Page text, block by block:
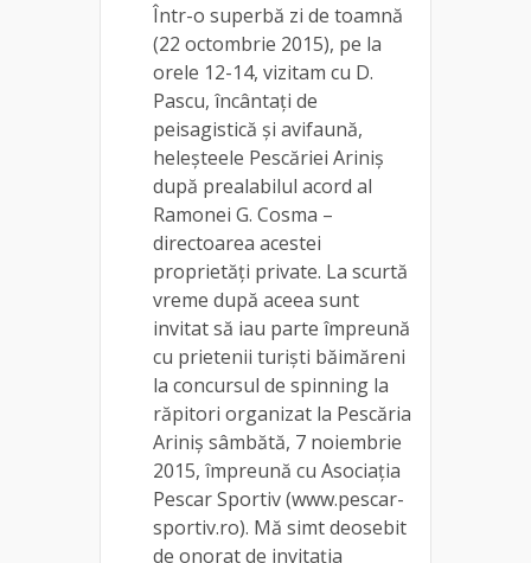
Într-o superbă zi de toamnă
(22 octombrie 2015), pe la
orele 12-14, vizitam cu D.
Pascu, încântați de
peisagistică și avifaună,
heleșteele Pescăriei Ariniș
după prealabilul acord al
Ramonei G. Cosma –
directoarea acestei
proprietăți private. La scurtă
vreme după aceea sunt
invitat să iau parte împreună
cu prietenii turiști băimăreni
la concursul de spinning la
răpitori organizat la Pescăria
Ariniș sâmbătă, 7 noiembrie
2015, împreună cu Asociația
Pescar Sportiv (www.pescar-
sportiv.ro). Mă simt deosebit
de onorat de invitația